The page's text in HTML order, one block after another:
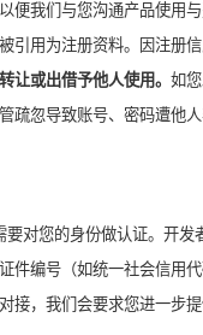
便我们与您沟通产品使用
引用为注册资料。因注册
让或出借予他人使用。 如
疏忽导致账号、密码遭他
要对您的身份做认证。开发
件编号（如统一社会信用
接，我们会要求您进一步